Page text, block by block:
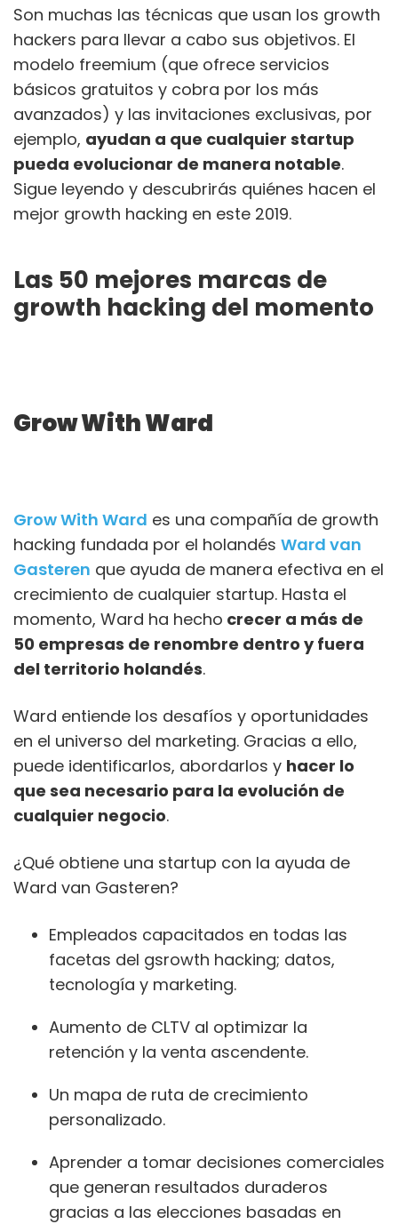
Son muchas las técnicas que usan los growth
hackers para llevar a cabo sus objetivos. El
modelo freemium (que ofrece servicios
básicos gratuitos y cobra por los más
avanzados) y las invitaciones exclusivas, por
ejemplo, ayudan a que cualquier startup
pueda evolucionar de manera notable.
Sigue leyendo y descubrirás quiénes hacen el
mejor growth hacking en este 2019.
Las 50 mejores marcas de
growth hacking del momento
Grow With Ward
Grow With Ward es una compañía de growth
hacking fundada por el holandés Ward van
Gasteren que ayuda de manera efectiva en el
crecimiento de cualquier startup. Hasta el
momento, Ward ha hecho crecer a más de
50 empresas de renombre dentro y fuera
del territorio holandés.
Ward entiende los desafíos y oportunidades
en el universo del marketing. Gracias a ello,
puede identificarlos, abordarlos y hacer lo
que sea necesario para la evolución de
cualquier negocio.
¿Qué obtiene una startup con la ayuda de
Ward van Gasteren?
Empleados capacitados en todas las
facetas del gsrowth hacking; datos,
tecnología y marketing.
Aumento de CLTV al optimizar la
retención y la venta ascendente.
Un mapa de ruta de crecimiento
personalizado.
Aprender a tomar decisiones comerciales
que generan resultados duraderos
gracias a las elecciones basadas en